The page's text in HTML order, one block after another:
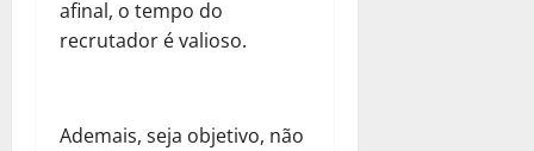
afinal, o tempo do
recrutador é valioso.
Ademais, seja objetivo, não